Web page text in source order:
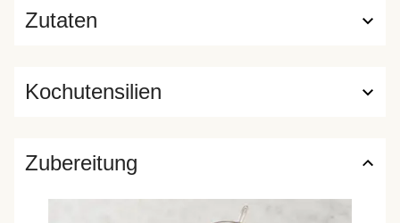
Zutaten
Kochutensilien
Zubereitung